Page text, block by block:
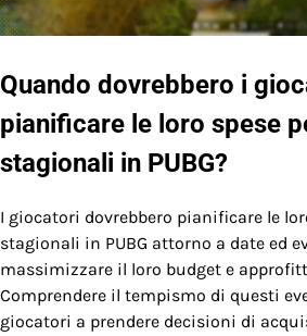
Quando dovrebbero i
pianificare le loro spese
stagionali in PUBG?
I giocatori dovrebbero pianificare le
stagionali in PUBG attorno a date ed
massimizzare il loro budget e
Comprendere il tempismo di questi
giocatori a prendere decisioni di